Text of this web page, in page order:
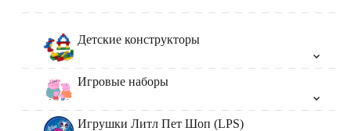
Детские конструкторы
Игровые наборы
Игрушки Литл Пет Шоп (LPS)